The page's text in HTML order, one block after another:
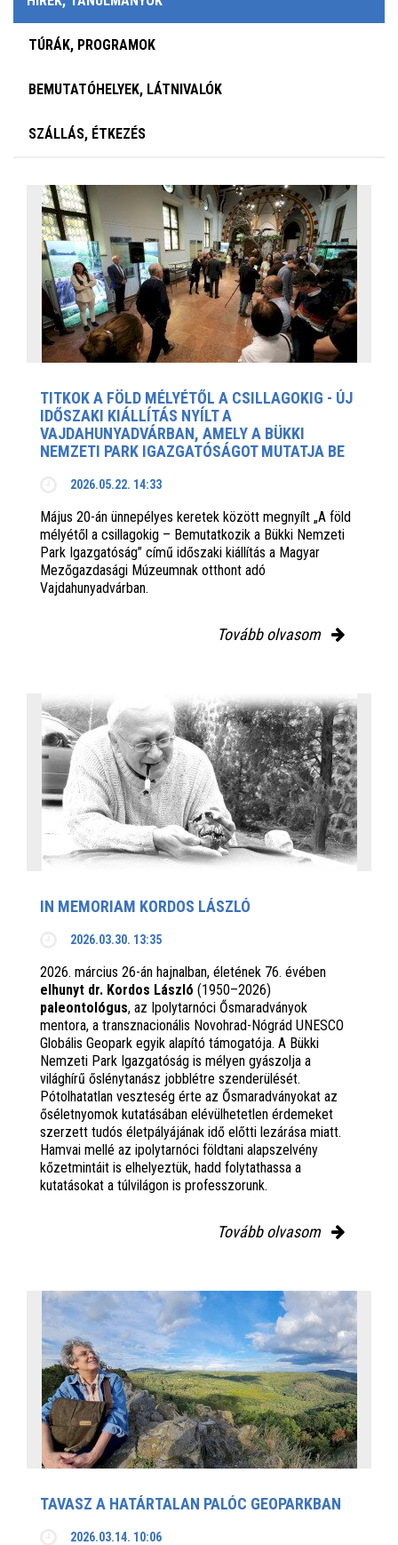
TÚRÁK, PROGRAMOK
BEMUTATÓHELYEK, LÁTNIVALÓK
SZÁLLÁS, ÉTKEZÉS
TITKOK A FÖLD MÉLYÉTŐL A CSILLAGOKIG - ÚJ
IDŐSZAKI KIÁLLÍTÁS NYÍLT A
VAJDAHUNYADVÁRBAN, AMELY A BÜKKI
NEMZETI PARK IGAZGATÓSÁGOT MUTATJA BE
2026.05.22. 14:33
Május 20-án ünnepélyes keretek között megnyílt „A föld
mélyétől a csillagokig – Bemutatkozik a Bükki Nemzeti
Park Igazgatóság” című időszaki kiállítás a Magyar
Mezőgazdasági Múzeumnak otthont adó
Vajdahunyadvárban.
Tovább olvasom
IN MEMORIAM KORDOS LÁSZLÓ
2026.03.30. 13:35
2026. március 26-án hajnalban, életének 76. évében
elhunyt dr. Kordos László (1950–2026)
paleontológus, az Ipolytarnóci Ősmaradványok
mentora, a transznacionális Novohrad-Nógrád UNESCO
Globális Geopark egyik alapító támogatója. A Bükki
Nemzeti Park Igazgatóság is mélyen gyászolja a
világhírű őslénytanász jobblétre szenderülését.
Pótolhatatlan veszteség érte az Ősmaradványokat az
őséletnyomok kutatásában elévülhetetlen érdemeket
szerzett tudós életpályájának idő előtti lezárása miatt.
Hamvai mellé az ipolytarnóci földtani alapszelvény
kőzetmintáit is elhelyeztük, hadd folytathassa a
kutatásokat a túlvilágon is professzorunk.
Tovább olvasom
TAVASZ A HATÁRTALAN PALÓC GEOPARKBAN
2026.03.14. 10:06